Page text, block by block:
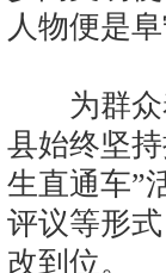
人物便是
为群众着
县始终坚
生直通车”
评议等形
改到位。